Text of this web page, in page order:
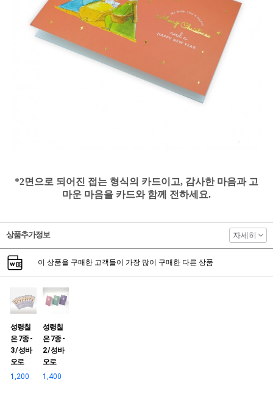
*2면으로 되어진 접는 형식의 카드이고, 감사한 마음과 고
마운 마음을 카드와 함께 전하세요.
상품추가정보 자세히
이 상품을 구매한 고객들이 가장 많이 구매한 다른 상품
성령칠
은 7종 -
3 / 성바
오로
1,200
성령칠
은 7종 -
2 / 성바
오로
1,400